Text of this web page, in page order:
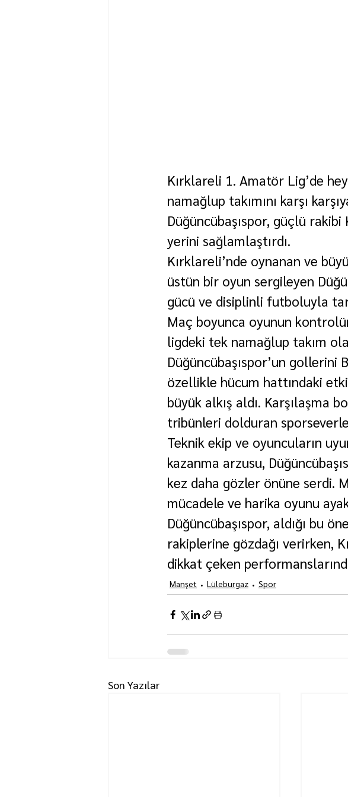
Kırklareli 1. Amatör Lig’de
namağlup takımını karşı
Düğüncübaşıspor, güçlü
yerini sağlamlaştırdı.
Kırklareli’nde oynanan ve
üstün bir oyun sergileyen
gücü ve disiplinli futboluyla
Maç boyunca oyunun
ligdeki tek namağlup takım
Düğüncübaşıspor’un gollerini
özellikle hücum hattındaki
büyük alkış aldı. Karşılaşma
tribünleri dolduran
Teknik ekip ve oyuncuların
kazanma arzusu,
kez daha gözler önüne serdi.
mücadele ve harika oyunu
Düğüncübaşıspor, aldığı bu
rakiplerine gözdağı verirken,
dikkat çeken
Manşet Lüleburgaz Spor
Son Yazılar